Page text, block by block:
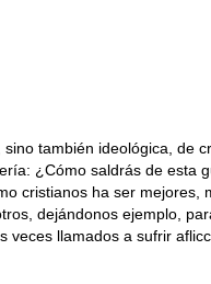
también ideológica, de
¿Cómo saldrás de
cristianos ha ser
dejándonos ejemplo,
llamados a sufrir